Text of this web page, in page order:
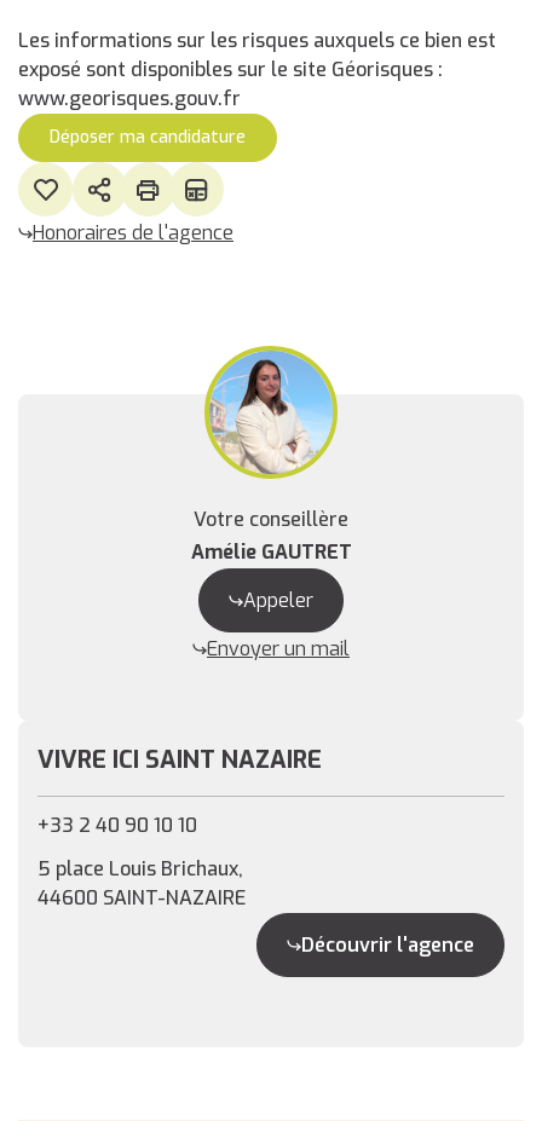
Les informations sur les risques auxquels ce bien est
exposé sont disponibles sur le site Géorisques :
www.georisques.gouv.fr
Déposer ma candidature
Honoraires de l'agence
Votre conseillère
Amélie GAUTRET
Appeler
Envoyer un mail
VIVRE ICI SAINT NAZAIRE
+33 2 40 90 10 10
5 place Louis Brichaux,
44600 SAINT-NAZAIRE
Découvrir l'agence